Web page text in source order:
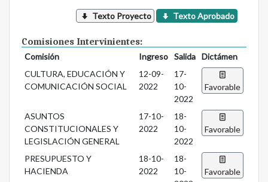
Texto Proyecto Texto Aprobado
Comisiones Intervinientes:
Comisión Ingreso Salida
Dictámen
CULTURA, EDUCACIÓN Y
COMUNICACIÓN SOCIAL
12-09-
2022
17-
10-
2022
Favorable
ASUNTOS
CONSTITUCIONALES Y
LEGISLACIÓN GENERAL
17-10-
2022
18-
10-
2022
Favorable
PRESUPUESTO Y
HACIENDA
18-10-
2022
18-
10-
Favorable